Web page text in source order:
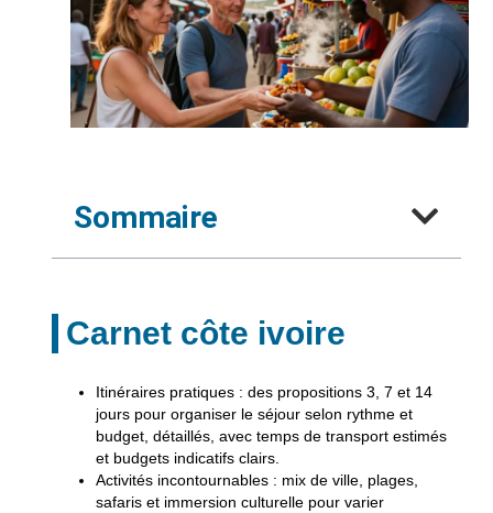
Sommaire
Carnet côte ivoire
Itinéraires pratiques: des propositions 3, 7 et 14
jours pour organiser le séjour selon rythme et
budget, détaillés, avec temps de transport estimés
et budgets indicatifs clairs.
Activités incontournables: mix de ville, plages,
safaris et immersion culturelle pour varier